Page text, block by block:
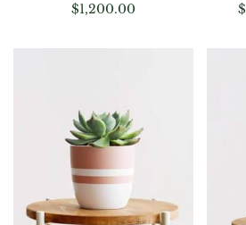
$1,200.00
$